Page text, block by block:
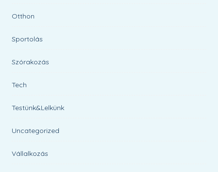
Otthon
Sportolás
Szórakozás
Tech
Testünk&Lelkünk
Uncategorized
Vállalkozás